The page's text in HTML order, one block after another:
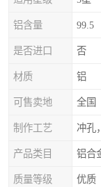
铝含量 99.5
是否进口 否
材质 铝
可售卖地 全国
制作工艺 冲孔
产品类目 铝合
质量等级 优质